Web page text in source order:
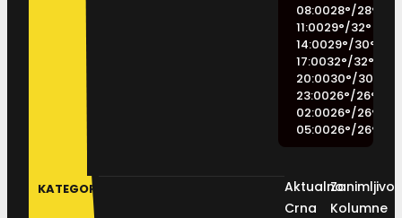
08:0028°/28°
11:0029°/32°
14:0029°/30°
17:0032°/32°
20:0030°/30
23:0026°/26°
02:0026°/26°
05:0026°/26°
KATEGORIJE
Aktualno
Crna
Kolumne